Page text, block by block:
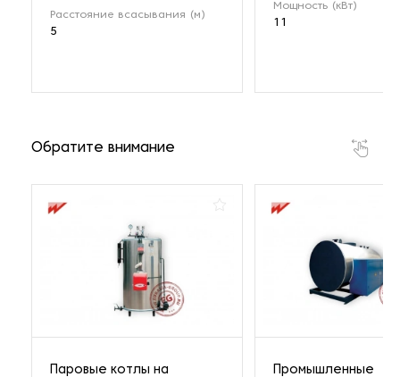
Расстояние всасывания (м)
5
Мощность (кВт)
11
Обратите внимание
Паровые котлы на
Промышленные